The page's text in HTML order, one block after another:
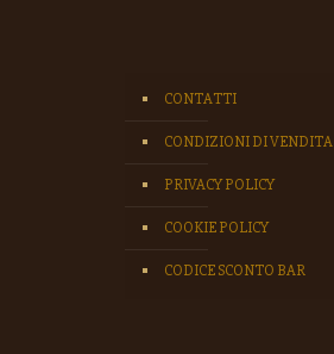
CONTATTI
CONDIZIONI DI VENDITA
PRIVACY POLICY
COOKIE POLICY
CODICE SCONTO BAR